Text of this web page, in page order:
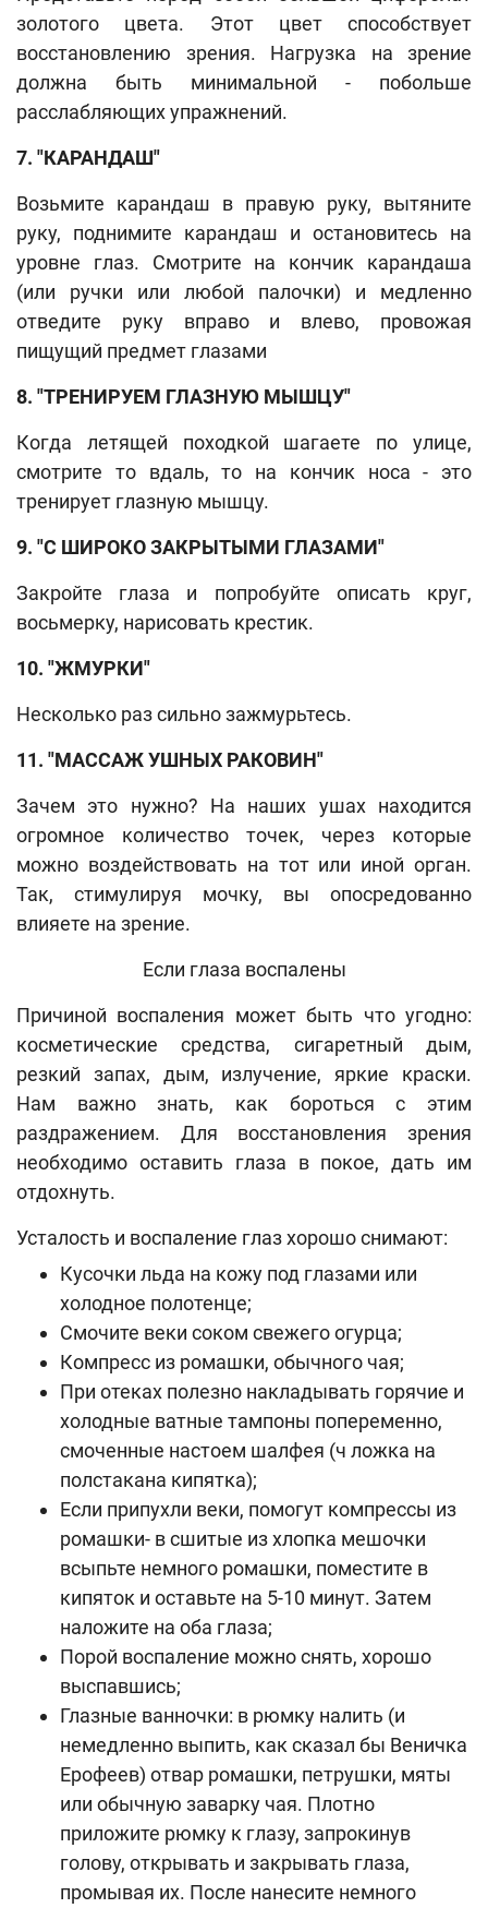
золотого цвета. Этот цвет способствует
восстановлению зрения. Нагрузка на зрение
должна быть минимальной - побольше
расслабляющих упражнений.
7. "КАРАНДАШ"
Возьмите карандаш в правую руку, вытяните
руку, поднимите карандаш и остановитесь на
уровне глаз. Смотрите на кончик карандаша
(или ручки или любой палочки) и медленно
отведите руку вправо и влево, провожая
пищущий предмет глазами
8. "ТРЕНИРУЕМ ГЛАЗНУЮ МЫШЦУ"
Когда летящей походкой шагаете по улице,
смотрите то вдаль, то на кончик носа - это
тренирует глазную мышцу.
9. "С ШИРОКО ЗАКРЫТЫМИ ГЛАЗАМИ"
Закройте глаза и попробуйте описать круг,
восьмерку, нарисовать крестик.
10. "ЖМУРКИ"
Несколько раз сильно зажмурьтесь.
11. "МАССАЖ УШНЫХ РАКОВИН"
Зачем это нужно? На наших ушах находится
огромное количество точек, через которые
можно воздействовать на тот или иной орган.
Так, стимулируя мочку, вы опосредованно
влияете на зрение.
Если глаза воспалены
Причиной воспаления может быть что угодно:
косметические средства, сигаретный дым,
резкий запах, дым, излучение, яркие краски.
Нам важно знать, как бороться с этим
раздражением. Для восстановления зрения
необходимо оставить глаза в покое, дать им
отдохнуть.
Усталость и воспаление глаз хорошо снимают:
Кусочки льда на кожу под глазами или
холодное полотенце;
Смочите веки соком свежего огурца;
Компресс из ромашки, обычного чая;
При отеках полезно накладывать горячие и
холодные ватные тампоны попеременно,
смоченные настоем шалфея (ч ложка на
полстакана кипятка);
Если припухли веки, помогут компрессы из
ромашки- в сшитые из хлопка мешочки
всыпьте немного ромашки, поместите в
кипяток и оставьте на 5-10 минут. Затем
наложите на оба глаза;
Порой воспаление можно снять, хорошо
выспавшись;
Глазные ванночки: в рюмку налить (и
немедленно выпить, как сказал бы Веничка
Ерофеев) отвар ромашки, петрушки, мяты
или обычную заварку чая. Плотно
приложите рюмку к глазу, запрокинув
голову, открывать и закрывать глаза,
промывая их. После нанесите немного